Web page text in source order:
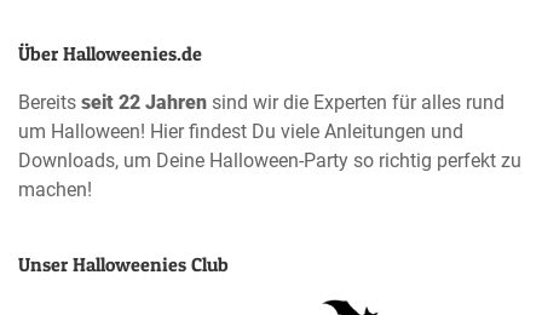
Über Halloweenies.de
Bereits seit 22 Jahren sind wir die Experten für alles rund
um Halloween! Hier findest Du viele Anleitungen und
Downloads, um Deine Halloween-Party so richtig perfekt zu
machen!
Unser Halloweenies Club